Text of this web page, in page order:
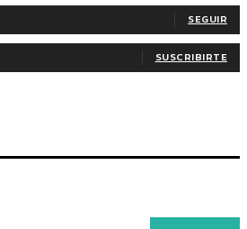
SEGUIR
SUSCRIBIRTE